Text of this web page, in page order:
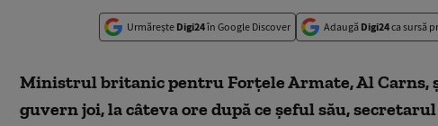
Urmărește Digi24în Google Discover Adaugă Digi24ca sursă
Ministrul britanic pentru Forţele Armate, Al Carns,
guvern joi, la câteva ore după ce şeful său,